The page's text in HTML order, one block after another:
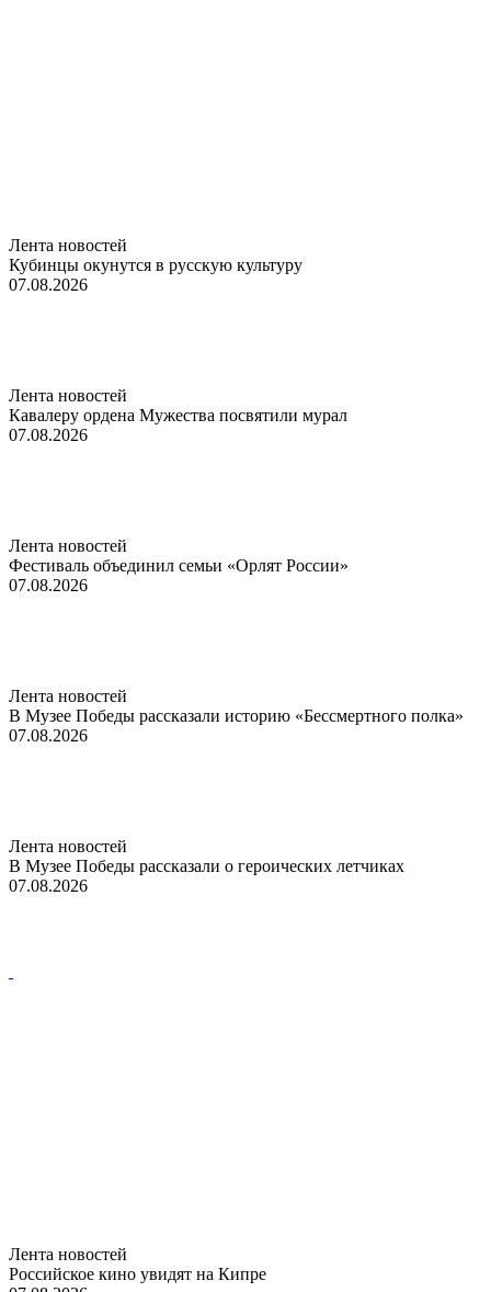
Лента новостей
Кубинцы окунутся в русскую культуру
07.08.2026
Лента новостей
Кавалеру ордена Мужества посвятили мурал
07.08.2026
Лента новостей
Фестиваль объединил семьи «Орлят России»
07.08.2026
Лента новостей
В Музее Победы рассказали историю «Бессмертного полка»
07.08.2026
Лента новостей
В Музее Победы рассказали о героических летчиках
07.08.2026
Лента новостей
Российское кино увидят на Кипре